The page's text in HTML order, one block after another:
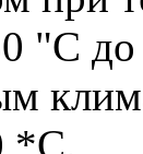
"С до
*С.